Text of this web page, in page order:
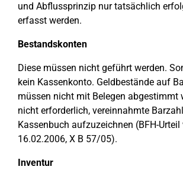
und Abflussprinzip nur tatsächlich
erfasst werden.
Bestandskonten
Diese müssen nicht geführt werden.
kein Kassenkonto. Geldbestände auf
müssen nicht mit Belegen abgestimmt
nicht erforderlich, vereinnahmte
Kassenbuch aufzuzeichnen (BFH-Urteil
16.02.2006, X B 57/05).
Inventur